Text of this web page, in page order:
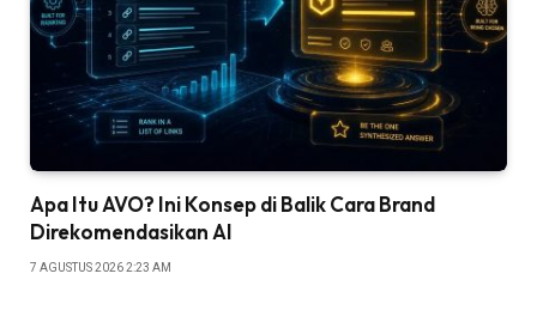
Apa Itu AVO? Ini Konsep di Balik Cara Brand
Direkomendasikan AI
7 AGUSTUS 2026 2:23 AM